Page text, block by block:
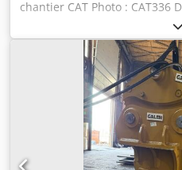
chantier CAT Photo : CAT336
Longueur de bord : 1 600 mm
offre de prix, veuillez nous